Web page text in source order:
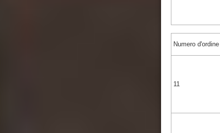
Numero d'ordine
11